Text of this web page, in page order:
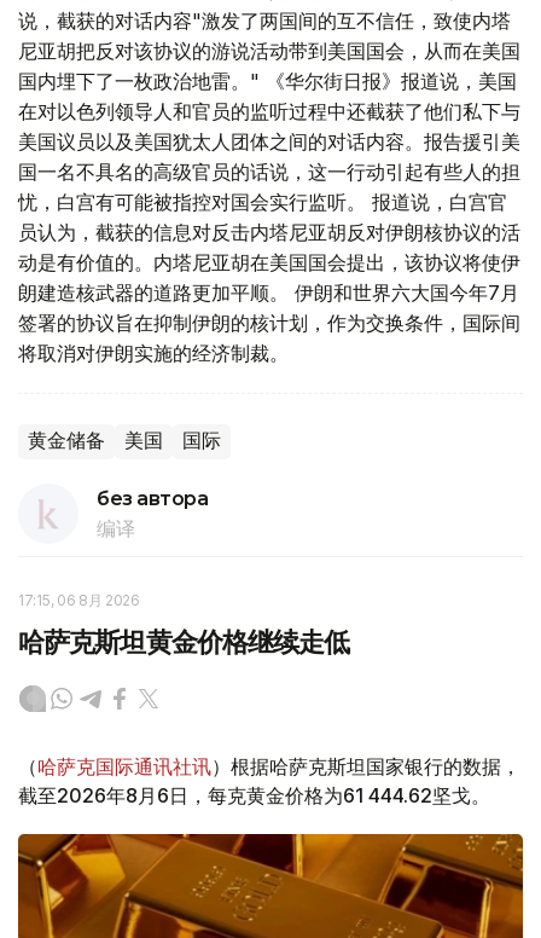
说，截获的对话内容"激发了两国间的互不信任，致使内塔
尼亚胡把反对该协议的游说活动带到美国国会，从而在美国
国内埋下了一枚政治地雷。" 《华尔街日报》报道说，美国
在对以色列领导人和官员的监听过程中还截获了他们私下与
美国议员以及美国犹太人团体之间的对话内容。报告援引美
国一名不具名的高级官员的话说，这一行动引起有些人的担
忧，白宫有可能被指控对国会实行监听。 报道说，白宫官
员认为，截获的信息对反击内塔尼亚胡反对伊朗核协议的活
动是有价值的。内塔尼亚胡在美国国会提出，该协议将使伊
朗建造核武器的道路更加平顺。 伊朗和世界六大国今年7月
签署的协议旨在抑制伊朗的核计划，作为交换条件，国际间
将取消对伊朗实施的经济制裁。
黄金储备 美国 国际
без автора
编译
17:15, 06 8月 2026
哈萨克斯坦黄金价格继续走低
（哈萨克国际通讯社讯）根据哈萨克斯坦国家银行的数据，
截至2026年8月6日，每克黄金价格为61 444.62坚戈。